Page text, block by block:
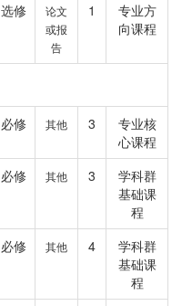
选修
论文
或报
告
1
专业方
向课程
必修 其他 3
专业核
心课程
必修 其他 3
学科群
基础课
程
必修 其他 4
学科群
基础课
程